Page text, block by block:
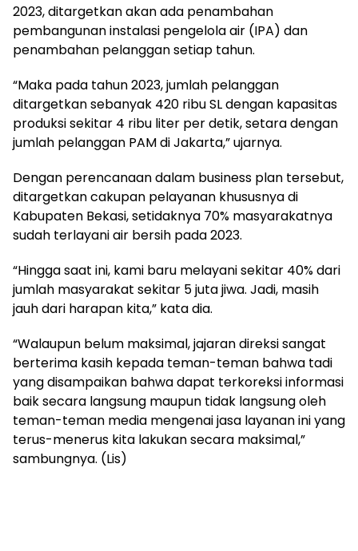
2023, ditargetkan akan ada penambahan
pembangunan instalasi pengelola air (IPA) dan
penambahan pelanggan setiap tahun.
“Maka pada tahun 2023, jumlah pelanggan
ditargetkan sebanyak 420 ribu SL dengan kapasitas
produksi sekitar 4 ribu liter per detik, setara dengan
jumlah pelanggan PAM di Jakarta,” ujarnya.
Dengan perencanaan dalam business plan tersebut,
ditargetkan cakupan pelayanan khususnya di
Kabupaten Bekasi, setidaknya 70% masyarakatnya
sudah terlayani air bersih pada 2023.
“Hingga saat ini, kami baru melayani sekitar 40% dari
jumlah masyarakat sekitar 5 juta jiwa. Jadi, masih
jauh dari harapan kita,” kata dia.
“Walaupun belum maksimal, jajaran direksi sangat
berterima kasih kepada teman-teman bahwa tadi
yang disampaikan bahwa dapat terkoreksi informasi
baik secara langsung maupun tidak langsung oleh
teman-teman media mengenai jasa layanan ini yang
terus-menerus kita lakukan secara maksimal,”
sambungnya. (Lis)